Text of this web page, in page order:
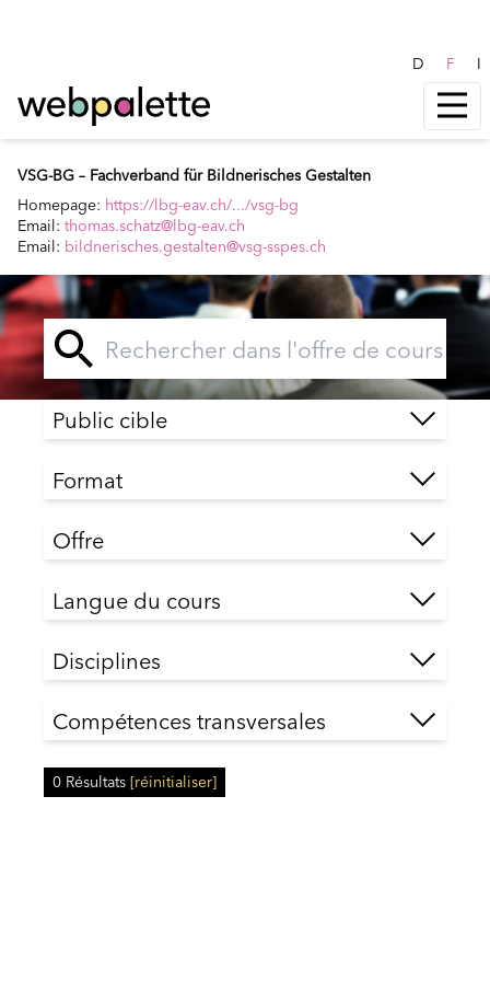
D F I
Public cible
Format
Offre
Langue du cours
Disciplines
Compétences transversales
0 Résultats [réinitialiser]
VSG-BG – Fachverband für Bildnerisches Gestalten
Homepage: https://lbg-eav.ch/.../vsg-bg
Email: thomas.schatz@lbg-eav.ch
Email: bildnerisches.gestalten@vsg-sspes.ch